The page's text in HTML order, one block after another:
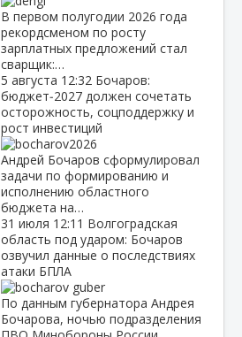
В первом полугодии 2026 года
рекордсменом по росту
зарплатных предложений стал
сварщик:…
5 августа 12:32 Бочаров:
бюджет‑2027 должен сочетать
осторожность, соцподдержку и
рост инвестиций
Андрей Бочаров сформулировал
задачи по формированию и
исполнению областного
бюджета на…
31 июля 12:11 Волгоградская
область под ударом: Бочаров
озвучил данные о последствиях
атаки БПЛА
По данным губернатора Андрея
Бочарова, ночью подразделения